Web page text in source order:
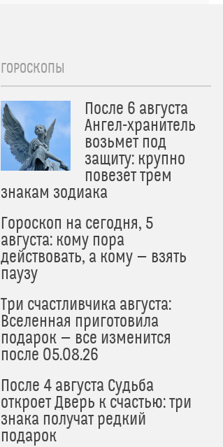
ГОРОСКОПЫ
После 6 августа
Ангел-хранитель
возьмет под
защиту: крупно
повезет трем
знакам зодиака
Гороскоп на сегодня, 5
августа: кому пора
действовать, а кому — взять
паузу
Три счастливчика августа:
Вселенная приготовила
подарок — все изменится
после 05.08.26
После 4 августа Судьба
откроет Дверь к счастью: три
знака получат редкий
подарок